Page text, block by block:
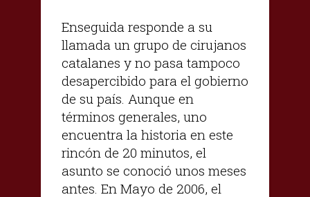
Enseguida responde a su
llamada un grupo de cirujanos
catalanes y no pasa tampoco
desapercibido para el gobierno
de su país. Aunque en
términos generales, uno
encuentra la historia en este
rincón de 20 minutos, el
asunto se conoció unos meses
antes. En Mayo de 2006, el